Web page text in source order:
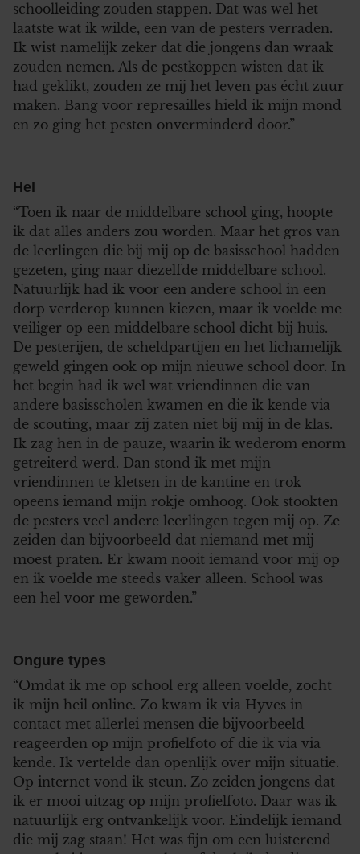
schoolleiding zouden stappen. Dat was wel het
laatste wat ik wilde, een van de pesters verraden.
Ik wist namelijk zeker dat die jongens dan wraak
zouden nemen. Als de pestkoppen wisten dat ik
had geklikt, zouden ze mij het leven pas écht zuur
maken. Bang voor represailles hield ik mijn mond
en zo ging het pesten onverminderd door.”
Hel
“Toen ik naar de middelbare school ging, hoopte
ik dat alles anders zou worden. Maar het gros van
de leerlingen die bij mij op de basisschool hadden
gezeten, ging naar diezelfde middelbare school.
Natuurlijk had ik voor een andere school in een
dorp verderop kunnen kiezen, maar ik voelde me
veiliger op een middelbare school dicht bij huis.
De pesterijen, de scheldpartijen en het lichamelijk
geweld gingen ook op mijn nieuwe school door. In
het begin had ik wel wat vriendinnen die van
andere basisscholen kwamen en die ik kende via
de scouting, maar zij zaten niet bij mij in de klas.
Ik zag hen in de pauze, waarin ik wederom enorm
getreiterd werd. Dan stond ik met mijn
vriendinnen te kletsen in de kantine en trok
opeens iemand mijn rokje omhoog. Ook stookten
de pesters veel andere leerlingen tegen mij op. Ze
zeiden dan bijvoorbeeld dat niemand met mij
moest praten. Er kwam nooit iemand voor mij op
en ik voelde me steeds vaker alleen. School was
een hel voor me geworden.”
Ongure types
“Omdat ik me op school erg alleen voelde, zocht
ik mijn heil online. Zo kwam ik via Hyves in
contact met allerlei mensen die bijvoorbeeld
reageerden op mijn profielfoto of die ik via via
kende. Ik vertelde dan openlijk over mijn situatie.
Op internet vond ik steun. Zo zeiden jongens dat
ik er mooi uitzag op mijn profielfoto. Daar was ik
natuurlijk erg ontvankelijk voor. Eindelijk iemand
die mij zag staan! Het was fijn om een luisterend